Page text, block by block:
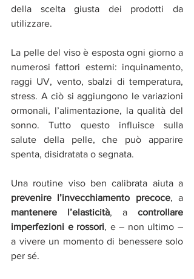
della scelta giusta dei prodotti da
utilizzare.
La pelle del viso è esposta ogni giorno a
numerosi fattori esterni: inquinamento,
raggi UV, vento, sbalzi di temperatura,
stress. A ciò si aggiungono le variazioni
ormonali, l’alimentazione, la qualità del
sonno. Tutto questo influisce sulla
salute della pelle, che può apparire
spenta, disidratata o segnata.
prevenire l’invecchiamento precoce
mantenere l’elasticità, a controllare
imperfezioni e rossori, e – non ultimo –
a vivere un momento di benessere solo
per sé.